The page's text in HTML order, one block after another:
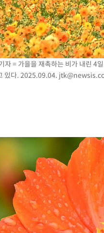
자 = 가을을 재촉하는 비가 내린 4
있다. 2025.09.04.